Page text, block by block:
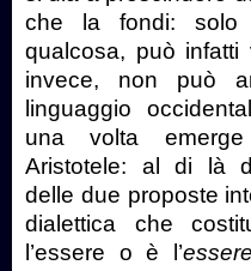
che la fondi:
qualcosa, può infatti
invece, non può
linguaggio
una volta
Aristotele: al di là
delle due proposte
dialettica che
l’essere o è l’essere